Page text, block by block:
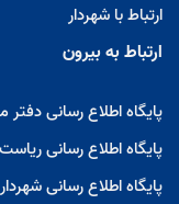
ارتباط با شهردار
ارتباط به بیرون
پایگاه اطلاع رسانی
پایگاه اطلاع رسانی
پایگاه اطلاع رسانی